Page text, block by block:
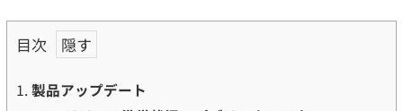
目次
1.製品アップデート